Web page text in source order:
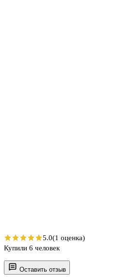
Оставить отзыв
5.0(1 оценка)
Купили 6 человек